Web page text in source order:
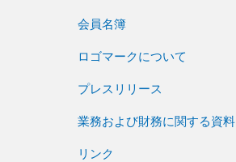
会員名簿
ロゴマークについて
プレスリリース
業務および財務に関する資料
リンク